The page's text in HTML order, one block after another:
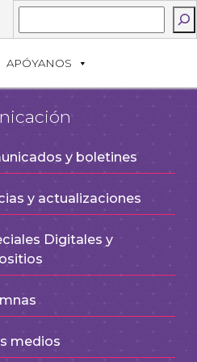
Buscar
APÓYANOS
y boletines
y actualizaciones
Digitales y
medios